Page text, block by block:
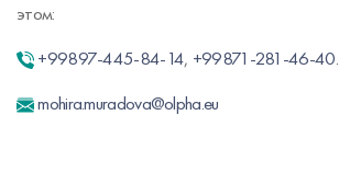
этом:
+99897-445-84-14, +99871-281-46-40.
mohira.muradova@olpha.eu